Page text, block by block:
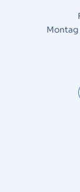
Montag